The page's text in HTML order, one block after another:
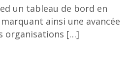
un tableau de bord en
ainsi une avancée
organisations […]